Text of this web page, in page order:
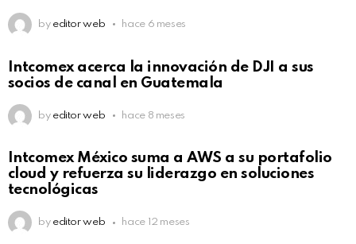
by editor web hace 6 meses
Intcomex acerca la innovación de DJI a sus
socios de canal en Guatemala
by editor web hace 8 meses
Intcomex México suma a AWS a su portafolio
cloud y refuerza su liderazgo en soluciones
tecnológicas
by editor web hace 12 meses